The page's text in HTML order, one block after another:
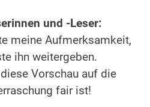
und -Leser:
meine Aufmerksamkeit,
ihn weitergeben.
Vorschau auf die
fair ist!